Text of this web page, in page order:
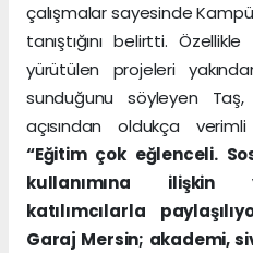
çalışmalar sayesinde
tanıştığını belirtti.
yürütülen projeleri
sunduğunu söyleyen
açısından oldukça
“Eğitim çok eğlenceli.
kullanımına ilişkin
katılımcılarla
Garaj Mersin; akademi,